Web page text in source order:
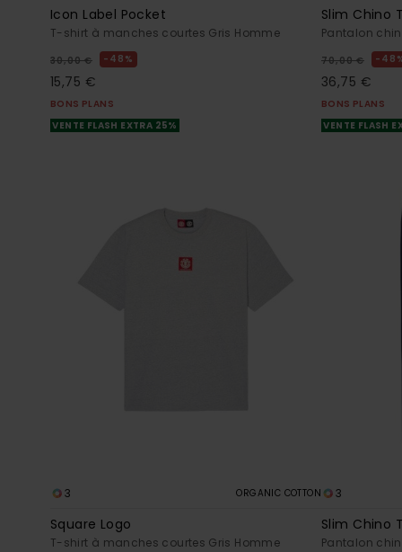
Icon Label Pocket
T-shirt à manches courtes Gris Homme
30,00 € 48%
15,75 €
BONS PLANS
VENTE FLASH EXTRA 25%
Slim Chino
Pantalon
70,00 €
36,75 €
BONS PLANS
VENTE FLASH
3 ORGANIC COTTON
Square Logo
T-shirt à manches courtes Gris Homme
3
Slim Chino
Pantalon